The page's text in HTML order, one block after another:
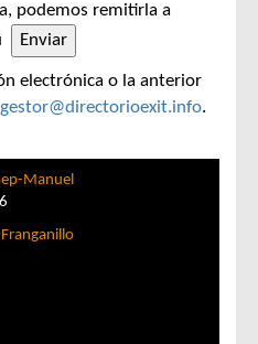
podemos remitirla a
electrónica o la anterior
gestor@directorioexit.info.
Manuel